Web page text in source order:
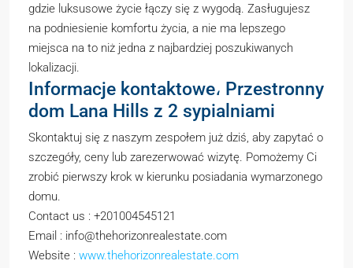
gdzie luksusowe życie łączy się z wygodą. Zasługujesz
na podniesienie komfortu życia, a nie ma lepszego
miejsca na to niż jedna z najbardziej poszukiwanych
lokalizacji.
Informacje kontaktowe، Przestronny
dom Lana Hills z 2 sypialniami
Skontaktuj się z naszym zespołem już dziś, aby zapytać o
szczegóły, ceny lub zarezerwować wizytę. Pomożemy Ci
zrobić pierwszy krok w kierunku posiadania wymarzonego
domu.
Contact us : +201004545121
Email : info@thehorizonrealestate.com
Website : www.thehorizonrealestate.com